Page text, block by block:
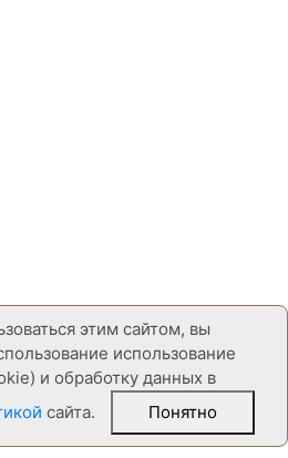
этим сайтом, вы
использование
и обработку данных в
сайта. Понятно